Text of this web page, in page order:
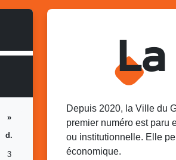
»
d.
3
Depuis 2020, la Ville du
premier numéro est paru
ou institutionnelle. Elle
économique.